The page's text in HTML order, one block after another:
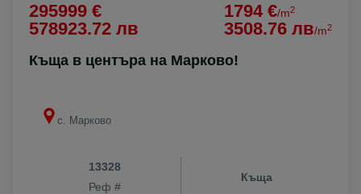
295999 €
578923.72 лв
1794 €/m2
3508.76 лв/m2
Къща в центъра на Марково!
с. Марково
13328
Реф #
Къща